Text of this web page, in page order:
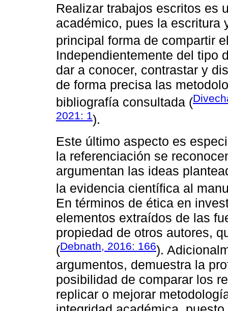
Realizar trabajos escritos es
académico, pues la escritura
principal forma de compartir
Independientemente del tipo
dar a conocer, contrastar y
de forma precisa las
bibliografía consultada (
2021: 1).
Este último aspecto es
la referenciación se
argumentan las ideas
la evidencia científica al
En términos de ética en
elementos extraídos de las
propiedad de otros autores,
(Debnath, 2016: 166).
argumentos, demuestra la
posibilidad de comparar los
replicar o mejorar